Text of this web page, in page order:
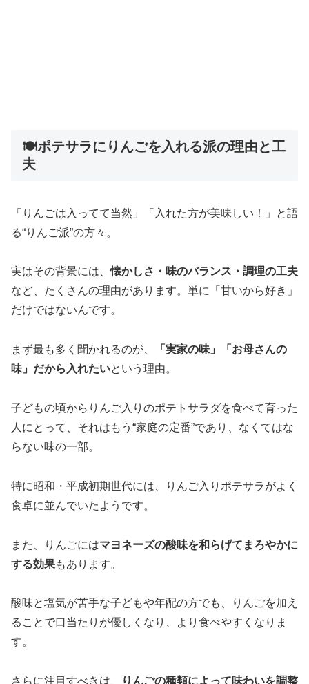
🍽ポテサラにりんごを入れる派の理由と工
夫
「りんごは入ってて当然」「入れた方が美味しい！」と語
る“りんご派”の方々。
実はその背景には、懐かしさ・味のバランス・調理の工夫
など、たくさんの理由があります。単に「甘いから好き」
だけではないんです。
まず最も多く聞かれるのが、
「実家の味」「お母さんの
味」だから入れたいという理由。
子どもの頃からりんご入りのポテトサラダを食べて育った
人にとって、それはもう“家庭の定番”であり、なくてはな
らない味の一部。
特に昭和・平成初期世代には、りんご入りポテサラがよく
食卓に並んでいたようです。
また、りんごにはマヨネーズの酸味を和らげてまろやかに
する効果もあります。
酸味と塩気が苦手な子どもや年配の方でも、りんごを加え
ることで口当たりが優しくなり、より食べやすくなりま
す。
さらに注目すべきは、
りんごの種類によって味わいを調整